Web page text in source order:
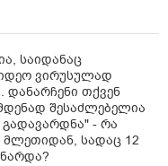
საიდანაც
ვირუსულად
თქვენ
შესაძლებელია
გადავარდნა" - რა
მლეთიდან, სადაც 12